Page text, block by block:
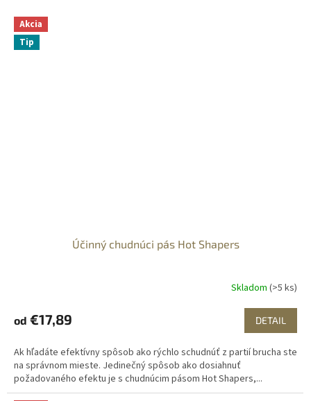
Akcia
Tip
Účinný chudnúci pás Hot Shapers
Skladom (>5 ks)
od €17,89 DETAIL
Ak hľadáte efektívny spôsob ako rýchlo schudnúť z partií brucha ste
na správnom mieste. Jedinečný spôsob ako dosiahnuť
požadovaného efektu je s chudnúcim pásom Hot Shapers,...